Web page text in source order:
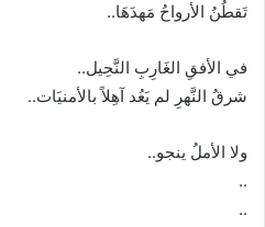
تَقطُنُ الأرواحُ مَهدَهَا..
في الأفقِ الغَارِبِ النَّحِيل..
شرقُ النَّهرِ لم يَعُد آهِلاً بالأمنيَات..
ولا الأملُ ينجو..
..
..